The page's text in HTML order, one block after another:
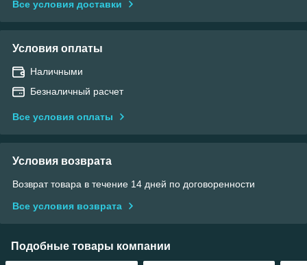
Все условия доставки
Условия оплаты
Наличными
Безналичный расчет
Все условия оплаты
Условия возврата
Возврат товара в течение 14 дней по договоренности
Все условия возврата
Подобные товары компании